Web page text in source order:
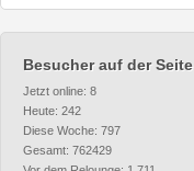
Besucher auf der Seite
Jetzt online: 8
Heute: 242
Diese Woche: 797
Gesamt: 762429